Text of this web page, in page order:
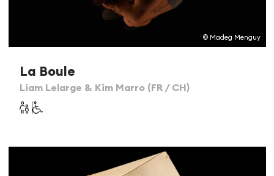
© Madeg Menguy
La Boule
Liam Lelarge & Kim Marro (FR / CH)